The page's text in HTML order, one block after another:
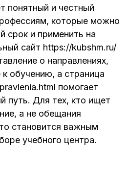
понятный и честный
которые можно
срок и применить на
сайт https://kubshm.ru/
о направлениях,
обучению, а страница
помогает
путь. Для тех, кто ищет
а не обещания
становится важным
учебного центра.